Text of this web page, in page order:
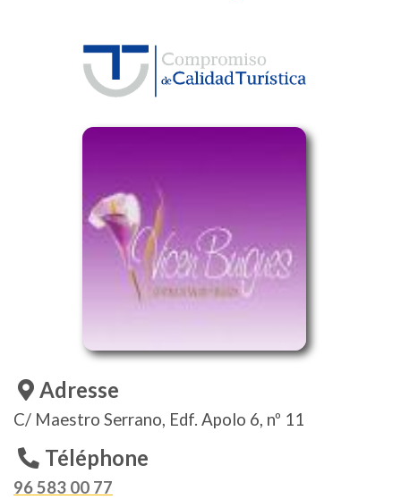
Adresse
C/ Maestro Serrano, Edf. Apolo 6, nº 11
Téléphone
96 583 00 77